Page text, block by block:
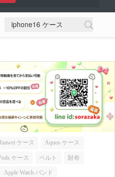
ケース Aquos ケース
ケース ベルト 財布
Apple Watch バンド